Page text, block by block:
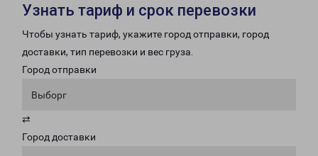
Узнать тариф и срок перевозки
Чтобы узнать тариф, укажите город отправки, город
доставки, тип перевозки и вес груза.
Город отправки
Выборг
⇄
Город доставки